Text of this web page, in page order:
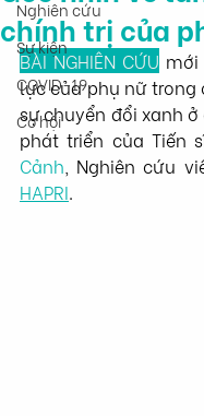
Nghiên cứu
Sự kiện
COVID-19
Cơ hội
chính trị của
BÀI NGHIÊN CỨU mới
lực của phụ nữ trong
sự chuyển đổi xanh
phát triển của Tiến
Cảnh
HAPRI.